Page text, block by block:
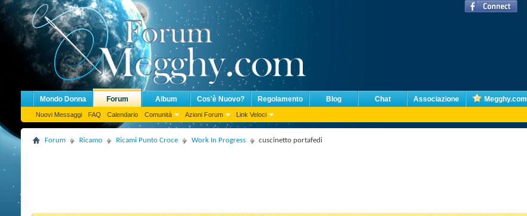
Mondo Donna Forum
Nuovi Messaggi FAQ Calendario Comunità Azioni Forum Link Veloci
Album Cos'è Nuovo? Regolamento Blog Chat Associazione Megghy.com
Forum Ricamo Ricami Punto Croce Work In Progress cuscinetto portafedi